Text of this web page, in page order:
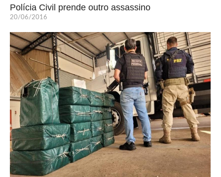
Polícia Civil prende outro assassino
20/06/2016